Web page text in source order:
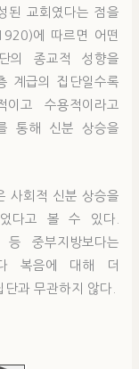
된 교회였다는 점을
에 따르면 어떤
의 종교적 성향을
계급의 집단일수록
고 수용적이라고
통해 신분 상승을
사회적 신분 상승을
다고 볼 수 있다.
중부지방보다는
복음에 대해 더
과 무관하지 않다.